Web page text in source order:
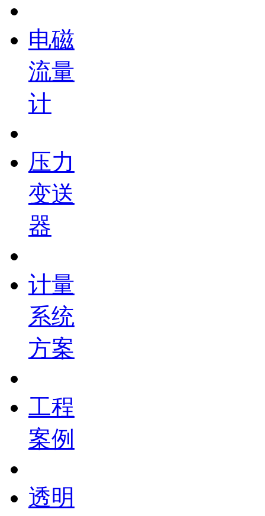
电磁
流量
计
压力
变送
器
计量
系统
方案
工程
案例
透明